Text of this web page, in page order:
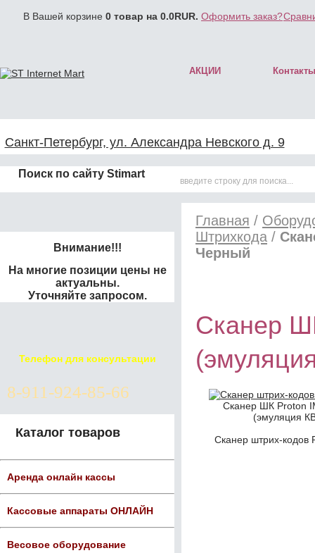
В Вашей корзине 0 товар на 0.0RUR. Оформить заказ?
АКЦИИ Контакты
Санкт-Петербург, ул. Александра Невского д. 9
Поиск по сайту Stimart
Внимание!!!
На многие позиции цены не
актуальны.
Уточняйте запросом.
Телефон для консультации
8-911-924-85-66
Каталог товаров
Аренда онлайн кассы
Кассовые аппараты ОНЛАЙН
Весовое оборудование
Главная /
Штрихкода /
Черный
Сканер
Сканер ШК Proton
(эмуляция
Сканер штрих-кодов